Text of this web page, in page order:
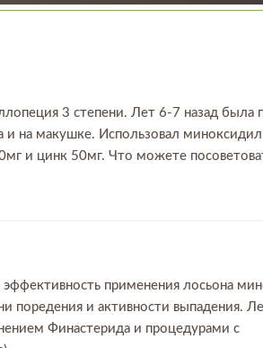
3 степени. Лет 6-7 назад была
и на макушке. Использовал
и цинк 50мг. Что можете
применения лосьона
поредения и активности выпадения.
Финастерида и процедурами с